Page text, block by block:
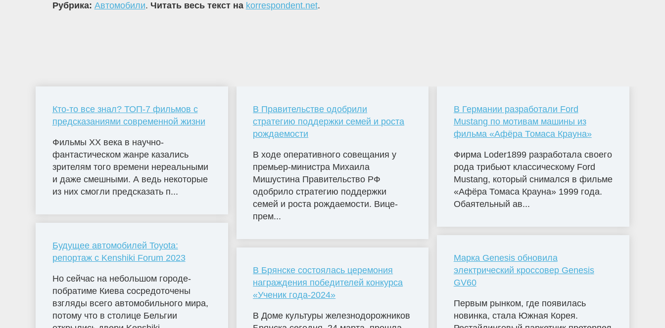
Рубрика: Автомобили. Читать весь текст на korrespondent.net.
Кто-то все знал? ТОП-7 фильмов с
предсказаниями современной жизни
Фильмы ХХ века в научно-
фантастическом жанре казались
зрителям того времени нереальными
и даже смешными. А ведь некоторые
из них смогли предсказать п...
Будущее автомобилей Toyota:
репортаж с Kenshiki Forum 2023
Но сейчас на небольшом городе-
побратиме Киева сосредоточены
взгляды всего автомобильного мира,
потому что в столице Бельгии
В Правительстве одобрили
стратегию поддержки семей и роста
рождаемости
В ходе оперативного совещания у
премьер-министра Михаила
Мишустина Правительство РФ
одобрило стратегию поддержки
семей и роста рождаемости. Вице-
прем...
В Брянске состоялась церемония
награждения победителей конкурса
«Ученик года-2024»
В Доме культуры железнодорожников
В Германии разработали Ford
Mustang по мотивам машины из
фильма «Афёра Томаса Крауна»
Фирма Loder1899 разработала своего
рода трибьют классическому Ford
Mustang, который снимался в фильме
«Афёра Томаса Крауна» 1999 года.
Обаятельный ав...
Марка Genesis обновила
электрический кроссовер Genesis
GV60
Первым рынком, где появилась
новинка, стала Южная Корея.